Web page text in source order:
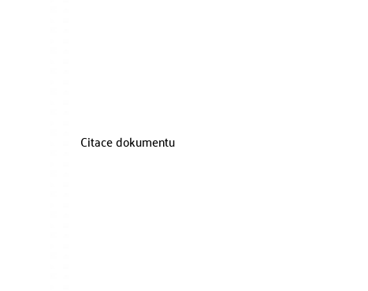
Citace dokumentu